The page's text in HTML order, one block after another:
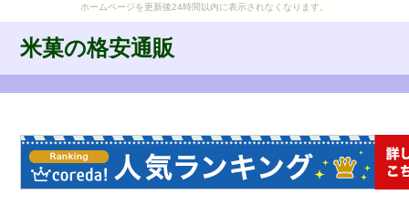
ホームページを更新後24時間以内に表示されなくなります。
米菓の格安通販